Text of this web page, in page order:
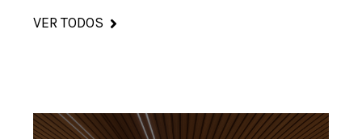
VER TODOS